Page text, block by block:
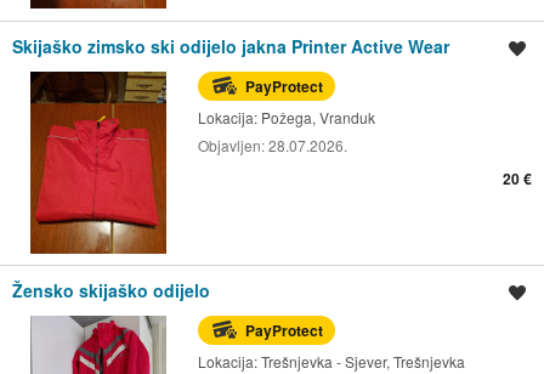
Skijaško zimsko ski odijelo jakna Printer Active Wear
PayProtect
Lokacija: Požega, Vranduk
Objavljen:28.07.2026.
20 €
Žensko skijaško odijelo
PayProtect
Lokacija:Trešnjevka - Sjever, Trešnjevka